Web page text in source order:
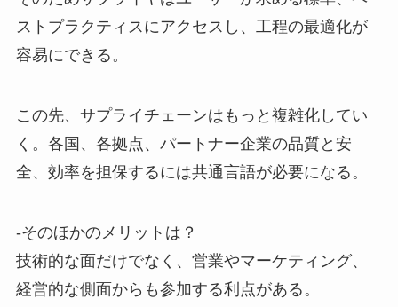
ストプラクティスにアクセスし、工程の最適化が
容易にできる。
この先、サプライチェーンはもっと複雑化してい
く。各国、各拠点、パートナー企業の品質と安
全、効率を担保するには共通言語が必要になる。
-そのほかのメリットは？
技術的な面だけでなく、営業やマーケティング、
経営的な側面からも参加する利点がある。